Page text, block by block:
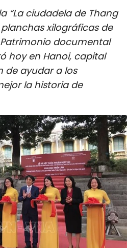
- MEDIO AMBIENTE
- ENTRETENIMIENTO
DE AMISTAD
MULTIMEDIA
SOMOS?
“La ciudadela de Thang
xilográficas de
documental
hoy en Hanoi, capital
de ayudar a los
la historia de